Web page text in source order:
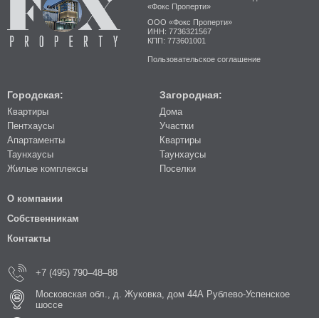
«Фокс Проперти»
ООО «Фокс Проперти»
ИНН: 7736321567
КПП: 773601001
Пользовательское соглашение
Городская:
Квартиры
Пентхаусы
Апартаменты
Таунхаусы
Жилые комплексы
Загородная:
Дома
Участки
Квартиры
Таунхаусы
Поселки
О компании
Собственникам
Контакты
+7 (495) 790–48–88
Московская обл., д. Жуковка, дом 44А Рублево-Успенское
шоссе